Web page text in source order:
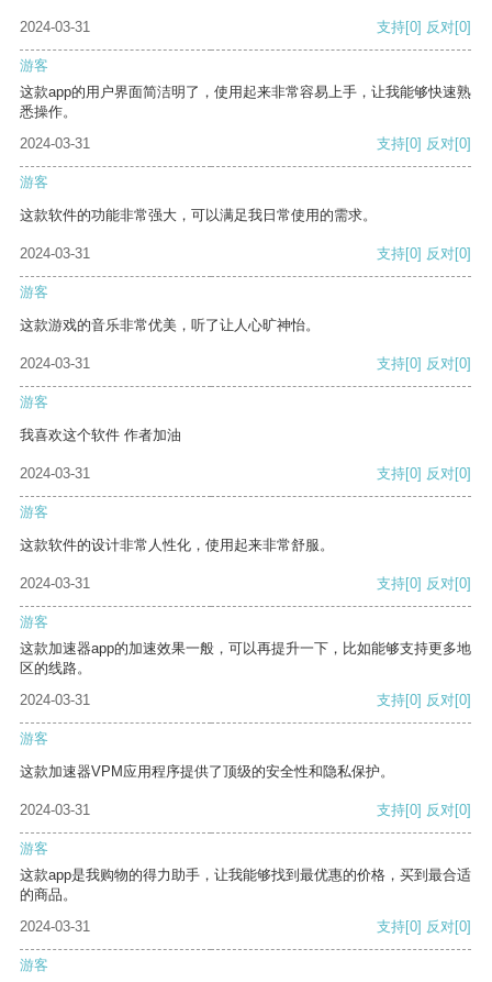
2024-03-31 支持[0] 反对[0]
游客
这款app的用户界面简洁明了，使用起来非常容易上手，让我能够快速熟
悉操作。
2024-03-31
支持[0] 反对[0]
游客
这款软件的功能非常强大，可以满足我日常使用的需求。
2024-03-31 支持[0] 反对[0]
游客
这款游戏的音乐非常优美，听了让人心旷神怡。
2024-03-31 支持[0] 反对[0]
游客
我喜欢这个软件 作者加油
2024-03-31 支持[0] 反对[0]
游客
这款软件的设计非常人性化，使用起来非常舒服。
2024-03-31 支持[0] 反对[0]
游客
这款加速器app的加速效果一般，可以再提升一下，比如能够支持更多地
区的线路。
2024-03-31
支持[0] 反对[0]
游客
这款加速器VPM应用程序提供了顶级的安全性和隐私保护。
2024-03-31 支持[0] 反对[0]
游客
这款app是我购物的得力助手，让我能够找到最优惠的价格，买到最合适
的商品。
2024-03-31
支持[0] 反对[0]
游客